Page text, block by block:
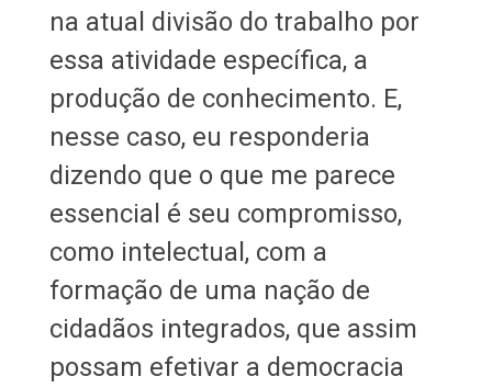
na atual divisão do trabalho por
essa atividade específica, a
produção de conhecimento. E,
nesse caso, eu responderia
dizendo que o que me parece
essencial é seu compromisso,
como intelectual, com a
formação de uma nação de
cidadãos integrados, que assim
possam efetivar a democracia